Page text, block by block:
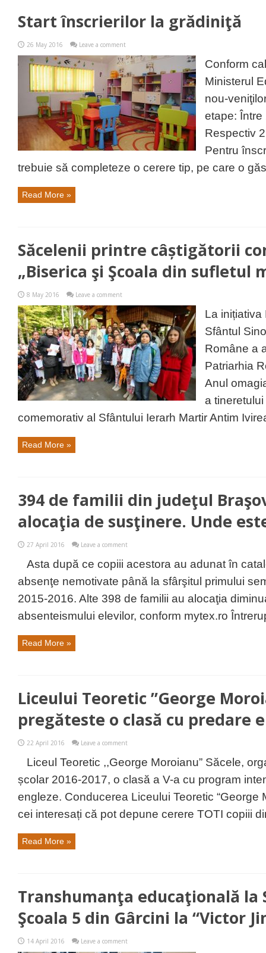
Start înscrierilor la grădiniţă
26 May 2016 Leave a comment
Conform
Ministerul
nou-
etape: Între
Respectiv
Pentru
trebuie să completeze o cerere tip, pe care o
Read More »
Săcelenii printre câștigătorii
„Biserica şi Şcoala din sufletul
8 May 2016 Leave a comment
La inițiativa
Sfântul
Române a
Patriarhia
Anul
a
comemorativ al Sfântului Ierarh Martir Antim
Read More »
394 de familii din judeţul
alocaţia de susţinere. Unde
27 April 2016 Leave a comment
Asta după ce copiii acestora au adunat în
absenţe nemotivate până la sfârşitul primului
2015-2016. Alte 398 de familii au alocaţia
absenteismului elevilor, conform mytex.ro
Read More »
Liceului Teoretic ”George
pregăteste o clasă cu predare
22 April 2016 Leave a comment
Liceul Teoretic ,,George Moroianu” Săcele,
școlar 2016-2017, o clasă a V-a cu program
engleze. Conducerea Liceului Teoretic “George
cei interesați că pot depune cerere TOTI copiii
Read More »
Transhumanţa educaţională la
Şcoala 5 din Gârcini la “Victor
14 April 2016 Leave a comment